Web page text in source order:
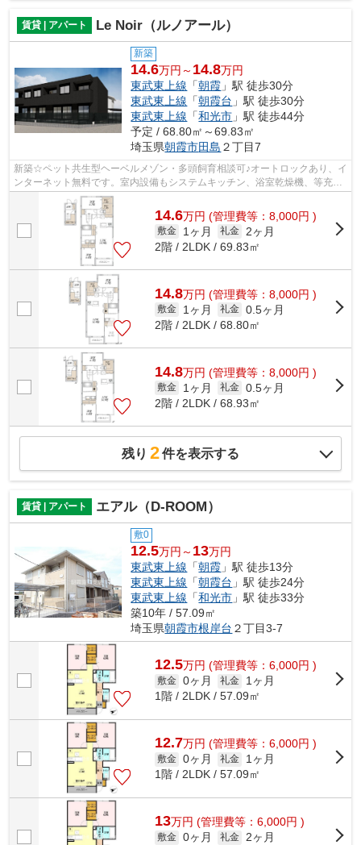
賃貸 | アパート Le Noir（ルノアール）
新築
14.6万円～ 14.8万円
東武東上線 「朝霞 」駅 徒歩30分
東武東上線 「朝霞台 」駅 徒歩30分
東武東上線 「和光市 」駅 徒歩44分
予定 / 68.80㎡～69.83㎡
埼玉県朝霞市田島 ２丁目7
新築☆ペット共生型ヘーベルメゾン・多頭飼育相談可♪オートロックあり、イ
ンターネット無料です。室内設備もシステムキッチン、浴室乾燥機、等充実♪
入居条件があるため備考欄確認くださ...
14.6万円 (管理費等：8,000円 )
敷金 1ヶ月 礼金
2ヶ月
2階 / 2LDK / 69.83㎡
14.8万円 (管理費等：8,000円 )
敷金 1ヶ月 礼金 0.5ヶ月
2階 / 2LDK / 68.80㎡
14.8万円 (管理費等：8,000円 )
敷金 1ヶ月 礼金 0.5ヶ月
2階 / 2LDK / 68.93㎡
残り 2件を表示する
賃貸 | アパート エアル（D-ROOM）
敷0
12.5万円～ 13万円
東武東上線 「朝霞 」駅 徒歩13分
東武東上線 「朝霞台 」駅 徒歩24分
東武東上線 「和光市 」駅 徒歩33分
築10年 / 57.09㎡
埼玉県朝霞市根岸台 ２丁目3-7
12.5万円 (管理費等：6,000円 )
敷金 0ヶ月 礼金
1ヶ月
1階 / 2LDK / 57.09㎡
12.7万円 (管理費等：6,000円 )
敷金 0ヶ月 礼金
1ヶ月
1階 / 2LDK / 57.09㎡
13万円 (管理費等：6,000円 )
敷金 0ヶ月 礼金 2ヶ月